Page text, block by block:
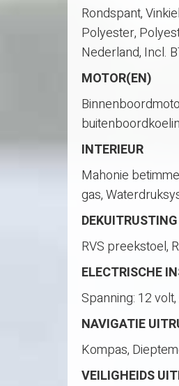
Rondspant,
Polyester,
Nederland, Incl.
MOTOR(EN)
INTERIEUR
Mahonie
gas,
DEKUITRUSTING
RVS preekstoel,
ELECTRISCHE
Spanning: 12
NAVIGATIE
Kompas,
VEILIGHEIDS